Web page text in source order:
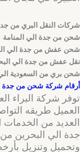
شركات النقل البري من
شحن من جدة الي المنامة
شحن عفش من جدة الي
نقل عفش من جدة الي
شحن بري من السعودية
أرقام شركة شحن من جدة
توفر شركة البراء
العميل طريقه
العديد من الخدمات
جدة الي البحرين
وتحميل وتنزيل